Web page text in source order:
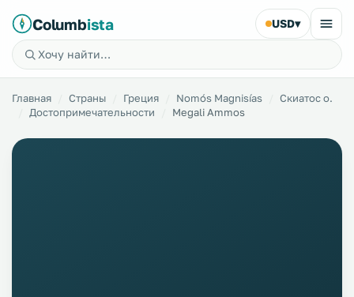
Columbista USD▾
Главная Страны Греция Nomós Magnisías
Скиатос о.
Достопримечательности
Megali Ammos